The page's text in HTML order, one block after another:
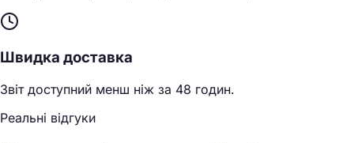
Швидка доставка
Звіт доступний менш ніж за 48 годин.
Реальні відгуки